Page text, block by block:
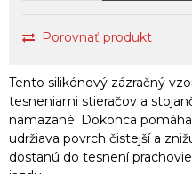
Porovnať produkt
Tento silikónový zázračný
tesneniami stieračov a
namazané. Dokonca
udržiava povrch čistejší a
dostanú do tesnení